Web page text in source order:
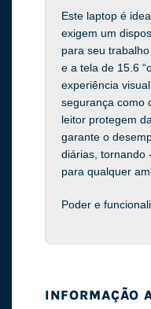
Este laptop é
exigem um
para seu
e a tela de 15.6
experiência
segurança como
leitor protegem
garante o
diárias, tornando
para qualquer
Poder e
INFORMAÇÃO